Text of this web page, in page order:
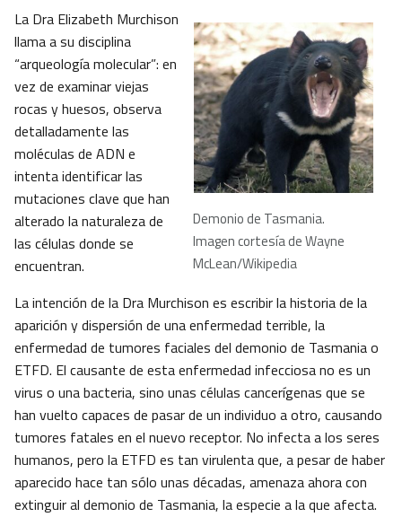
Demonio de Tasmania.
Imagen cortesía de Wayne
McLean/Wikipedia
La Dra Elizabeth Murchison
llama a su disciplina
“arqueología molecular”: en
vez de examinar viejas
rocas y huesos, observa
detalladamente las
moléculas de ADN e
intenta identificar las
mutaciones clave que han
alterado la naturaleza de
las células donde se
encuentran.
La intención de la Dra Murchison es escribir la historia de la
aparición y dispersión de una enfermedad terrible, la
enfermedad de tumores faciales del demonio de Tasmania o
ETFD. El causante de esta enfermedad infecciosa no es un
virus o una bacteria, sino unas células cancerígenas que se
han vuelto capaces de pasar de un individuo a otro, causando
tumores fatales en el nuevo receptor. No infecta a los seres
humanos, pero la ETFD es tan virulenta que, a pesar de haber
aparecido hace tan sólo unas décadas, amenaza ahora con
extinguir al demonio de Tasmania, la especie a la que afecta.